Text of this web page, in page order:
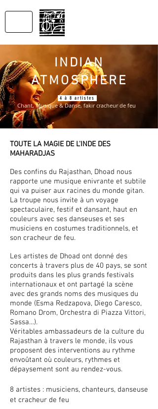
INDIAN
ATMOSPHERE
4 à 8 artistes
Chant, Musique & Danse, fakir cracheur de feu
TOUTE LA MAGIE DE L'INDE DES
MAHARADJAS
Des confins du Rajasthan, Dhoad nous
rapporte une musique enivrante et subtile
qui va puiser aux racines du monde gitan.
La troupe nous invite à un voyage
spectaculaire, festif et dansant, haut en
couleurs avec ses danseuses et ses
musiciens en costumes traditionnels, et
son cracheur de feu.
Les artistes de Dhoad ont donné des
concerts à travers plus de 40 pays, se sont
produits dans les plus grands festivals
internationaux et ont partagé la scène
avec des grands noms des musiques du
monde (Esma Redzapova, Diego Caresco,
Romano Drom, Orchestra di Piazza Vittori,
Sassa…).
Véritables ambassadeurs de la culture du
Rajasthan à travers le monde, ils vous
proposent des interventions au rythme
envoûtant où couleurs, rythmes et
dépaysement sont au rendez-vous.
8 artistes : musiciens, chanteurs, danseuse
et cracheur de feu